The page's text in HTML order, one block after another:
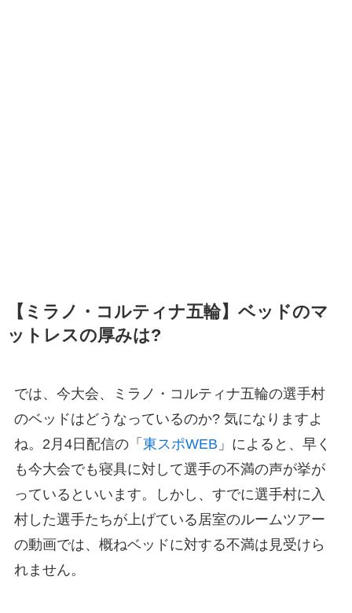
【ミラノ・コルティナ五輪】ベッドのマ
ットレスの厚みは?
では、今大会、ミラノ・コルティナ五輪の選手村
のベッドはどうなっているのか? 気になりますよ
ね。2月4日配信の「 東スポWEB 」によると、早く
も今大会でも寝具に対して選手の不満の声が挙が
っているといいます。しかし、すでに選手村に入
村した選手たちが上げている居室のルームツアー
の動画では、概ねベッドに対する不満は見受けら
れません。